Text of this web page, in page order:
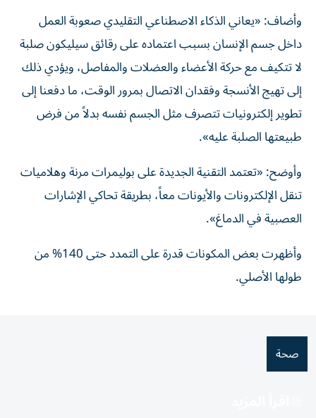
وأضاف: «يعاني الذكاء الاصطناعي التقليدي صعوبة العمل
داخل جسم الإنسان بسبب اعتماده على رقائق سيليكون صلبة
لا تتكيف مع حركة الأعضاء والعضلات والمفاصل، ويؤدي ذلك
إلى تهيج الأنسجة وفقدان الاتصال بمرور الوقت، ما دفعنا إلى
تطوير إلكترونيات تتصرف مثل الجسم نفسه بدلاً من فرض
طبيعتها الصلبة عليه».
وأوضح: «تعتمد التقنية الجديدة على بوليمرات مرنة وهلاميات
تنقل الإلكترونات والأيونات معاً، بطريقة تحاكي الإشارات
العصبية في الدماغ».
وأظهرت بعض المكونات قدرة على التمدد حتى 140% من
طولها الأصلي.
صحة